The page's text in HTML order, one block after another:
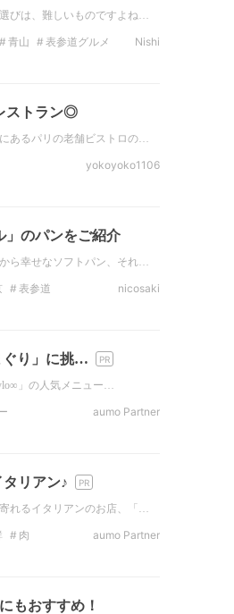
びは、難しいものですよね…
青山
表参道グルメ
Nishi
ストラン◎
あるパリの老舗ビストロの…
yokoyoko1106
のパンをご紹介
ら幸せなソフトパン、それ…
表参道
nicosaki
ぐり」に挑…
」の人気メニュー…
aumo Partner
タリアン♪
れるイタリアンのお店、「…
肉
aumo Partner
もおすすめ！